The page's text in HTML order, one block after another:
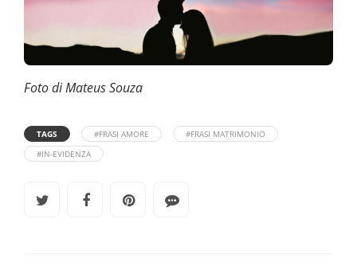
Foto di Mateus Souza
TAGS #FRASI AMORE
#FRASI MATRIMONIO
#IN-EVIDENZA